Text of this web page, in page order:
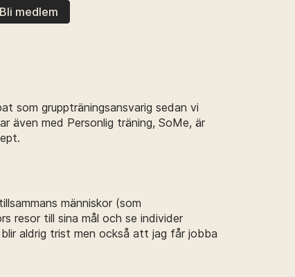
Bli medlem
som gruppträningsansvarig sedan vi
även med Personlig träning, SoMe, är
människor (som
resor till sina mål och se individer
aldrig trist men också att jag får jobba